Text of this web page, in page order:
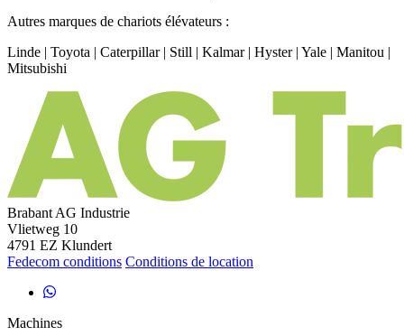
Autres marques de chariots élévateurs :
Linde | Toyota | Caterpillar | Still | Kalmar | Hyster | Yale | Manitou |
Mitsubishi
Brabant AG Industrie
Vlietweg 10
4791 EZ Klundert
Fedecom conditions Conditions de location
Machines